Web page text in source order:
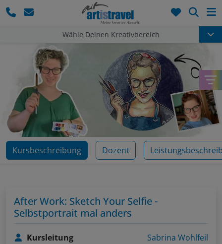
Wähle Deinen Kreativbereich
Kursbeschreibung Dozent
After Work: Sketch Your Selfie -
Selbstportrait mal anders
Kursleitung
Sabrina Wohlfeil